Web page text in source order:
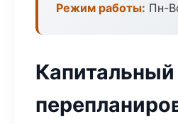
Режим работы: Пн-